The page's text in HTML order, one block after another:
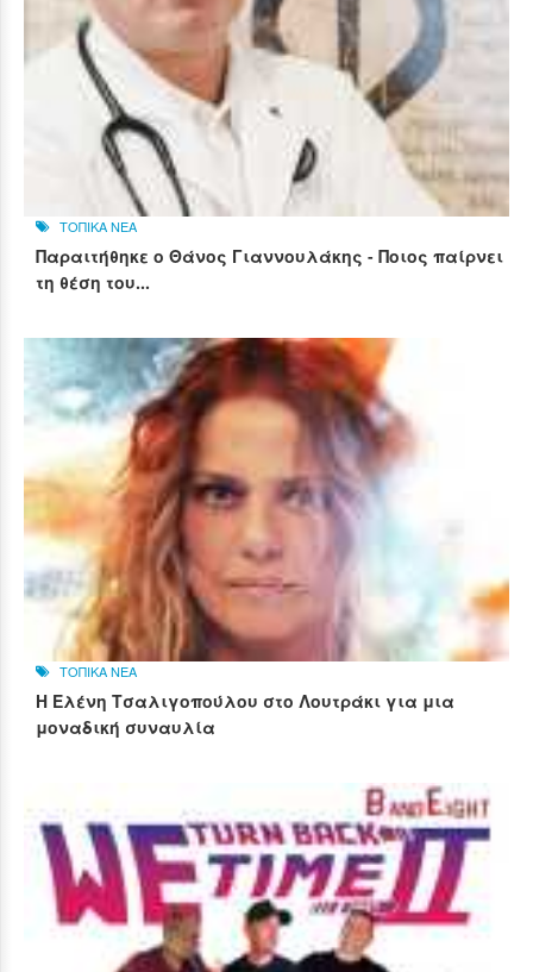
ΤΟΠΙΚΑ ΝΕΑ
Παραιτήθηκε ο Θάνος Γιαννουλάκης - Ποιος παίρνει
τη θέση του...
ΤΟΠΙΚΑ ΝΕΑ
Η Ελένη Τσαλιγοπούλου στο Λουτράκι για μια
μοναδική συναυλία